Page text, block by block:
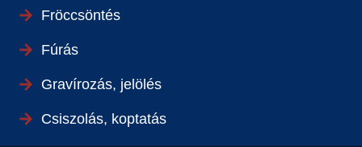
Fröccsöntés
Fúrás
Gravírozás, jelölés
Csiszolás, koptatás